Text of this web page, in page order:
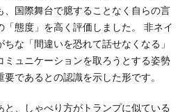
：「伝える意志」と「努力」への多角的
：「発音」や「流暢さ」への技術的な指
、国際舞台で臆することなく自らの言
「態度」を高く評価しました。 非ネイ
な「間違いを恐れて話せなくなる」
ミュニケーションを取ろうとする姿勢
であるとの認識を示した形です。
と、しゃべり方がトランプに似ている